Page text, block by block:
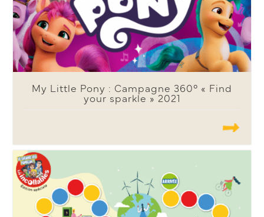
My Little Pony : Campagne 360° « Find
your sparkle » 2021
.......